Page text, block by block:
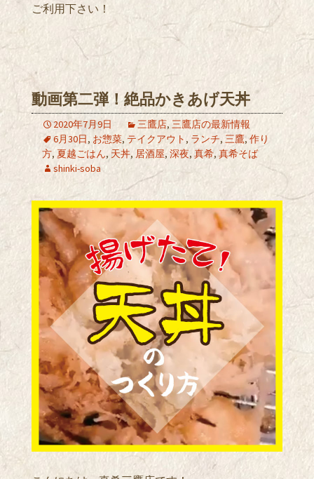
ご利用下さい！
動画第二弾！絶品かきあげ天丼
2020年7月9日 三鷹店, 三鷹店の最新情報
6月30日, お惣菜, テイクアウト , ランチ, 三鷹, 作り
方, 夏越ごはん, 天丼, 居酒屋, 深夜, 真希, 真希そば
shinki-soba